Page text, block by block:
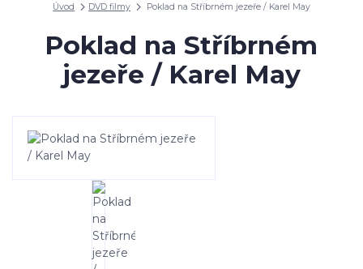
Úvod DVD filmy Poklad na Stříbrném jezeře / Karel May
Poklad na Stříbrném
jezeře / Karel May